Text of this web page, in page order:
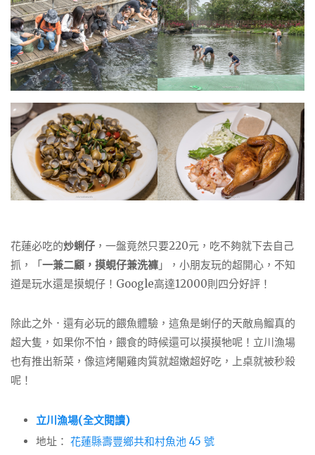
花蓮必吃的炒蜊仔 ，一盤竟然只要220元，吃不夠就下去自己
抓，「一兼二顧，摸蜆仔兼洗褲 」，小朋友玩的超開心，不知
道是玩水還是摸蜆仔！Google高達12000則四分好評！
除此之外．還有必玩的餵魚體驗，這魚是蜊仔的天敵烏鰡真的
超大隻，如果你不怕，餵食的時候還可以摸摸牠呢！立川漁場
也有推出新菜，像這烤閹雞肉質就超嫩超好吃，上桌就被秒殺
呢！
立川漁場(全文閱讀)
地址： 花蓮縣壽豐鄉共和村魚池 45 號